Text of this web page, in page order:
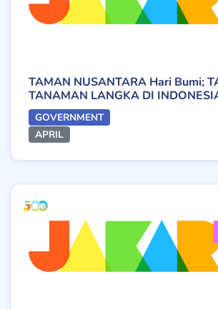
TAMAN NUSANTARA Hari Bumi;
TANAMAN LANGKA DI
GOVERNMENT
APRIL